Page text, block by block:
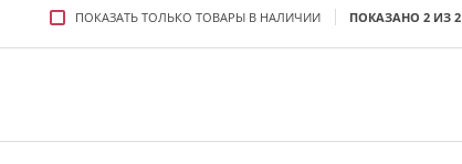
ПОКАЗАТЬ ТОЛЬКО ТОВАРЫ В НАЛИЧИИ ПОКАЗАНО 2 ИЗ 2